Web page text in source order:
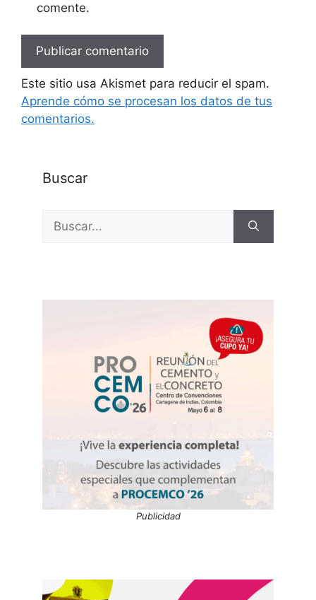
comente.
Este sitio usa Akismet para reducir el spam.
Aprende cómo se procesan los datos de tus
comentarios.
Buscar
Publicidad